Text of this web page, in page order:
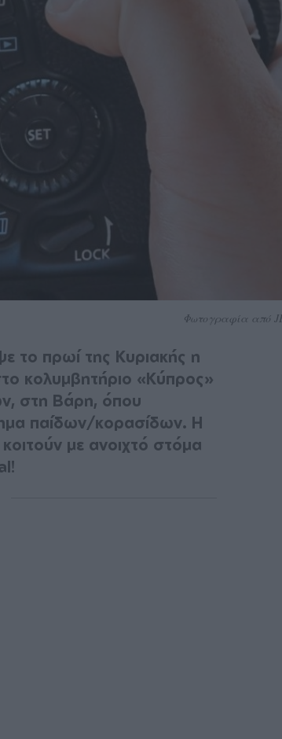
Φωτογραφία από
το πρωί της Κυριακής η
κολυμβητήριο «Κύπρος»
στη Βάρη, όπου
παίδων/κορασίδων. Η
με ανοιχτό στόμα